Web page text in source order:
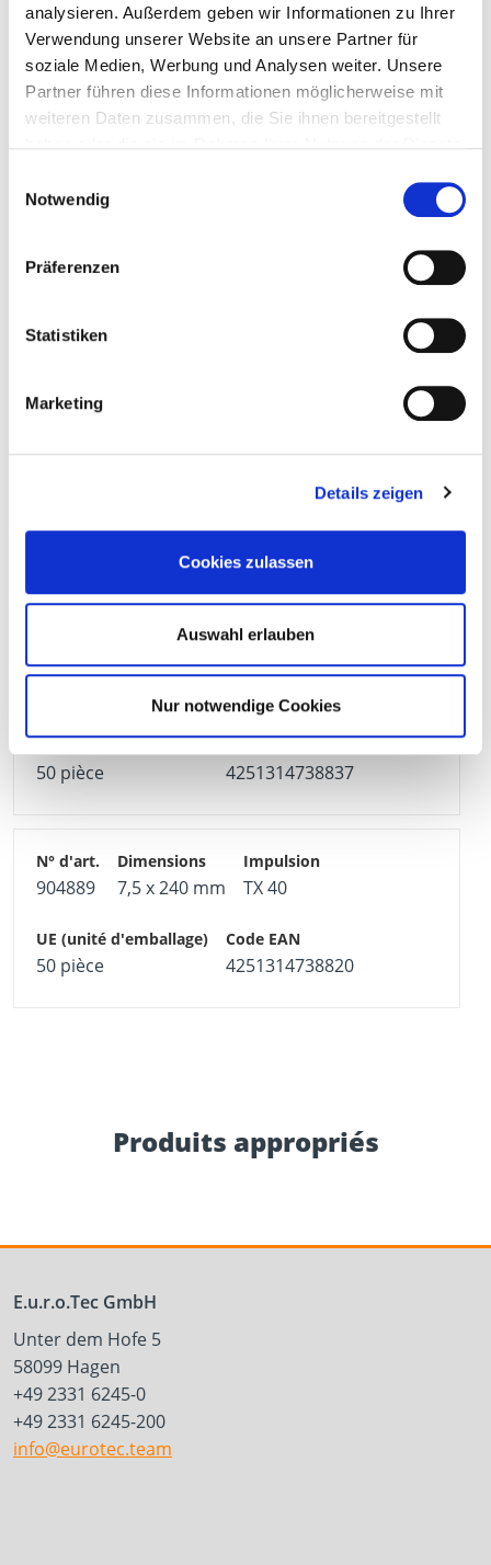
analysieren. Außerdem geben wir Informationen zu Ihrer
Verwendung unserer Website an unsere Partner für
soziale Medien, Werbung und Analysen weiter. Unsere
Partner führen diese Informationen möglicherweise mit
weiteren Daten zusammen, die Sie ihnen bereitgestellt
Notwendig
Präferenzen
Statistiken
Marketing
Details zeigen
Cookies zulassen
Auswahl erlauben
Nur notwendige Cookies
904885 7,5 x 160 mm TX 40
50 pièce
7,5 x 220 mm TX 40
50 pièce 4251314738837
904889 7,5 x 240 mm TX 40
50 pièce 4251314738820
Produits appropriés
E.u.r.o.Tec GmbH
Unter dem Hofe 5
58099 Hagen
+49 2331 6245-0
+49 2331 6245-200
info@eurotec.team